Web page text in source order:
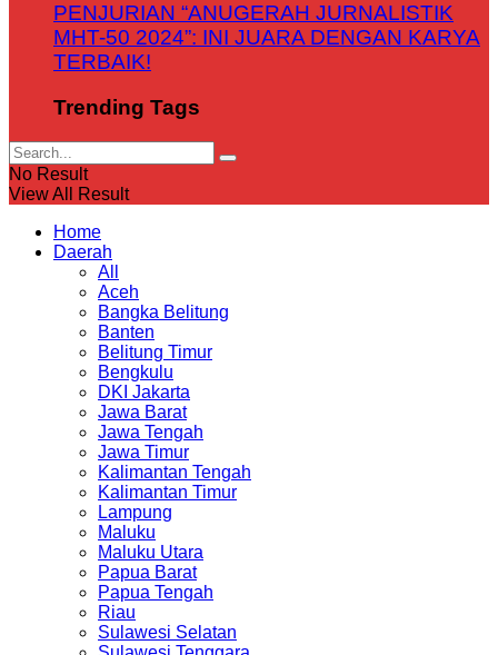
PENJURIAN “ANUGERAH JURNALISTIK
MHT-50 2024”: INI JUARA DENGAN KARYA
TERBAIK!
Trending Tags
No Result
View All Result
Home
Daerah
All
Aceh
Bangka Belitung
Banten
Belitung Timur
Bengkulu
DKI Jakarta
Jawa Barat
Jawa Tengah
Jawa Timur
Kalimantan Tengah
Kalimantan Timur
Lampung
Maluku
Maluku Utara
Papua Barat
Papua Tengah
Riau
Sulawesi Selatan